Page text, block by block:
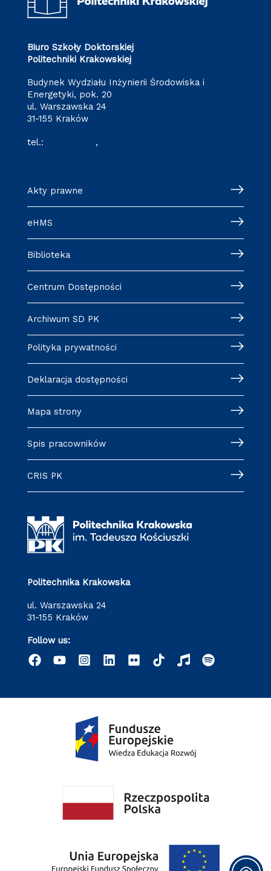
Biuro Szkoły Doktorskiej
Politechniki Krakowskiej
Budynek Wydziału Inżynierii Środowiska i
Energetyki, pok. 20
ul. Warszawska 24
31-155 Kraków
tel.: ,
Akty prawne
eHMS
Biblioteka
Centrum Dostępności
Archiwum SD PK
Polityka prywatności
Deklaracja dostępności
Mapa strony
Spis pracowników
CRIS PK
Politechnika Krakowska
ul. Warszawska 24
31-155 Kraków
Follow us: